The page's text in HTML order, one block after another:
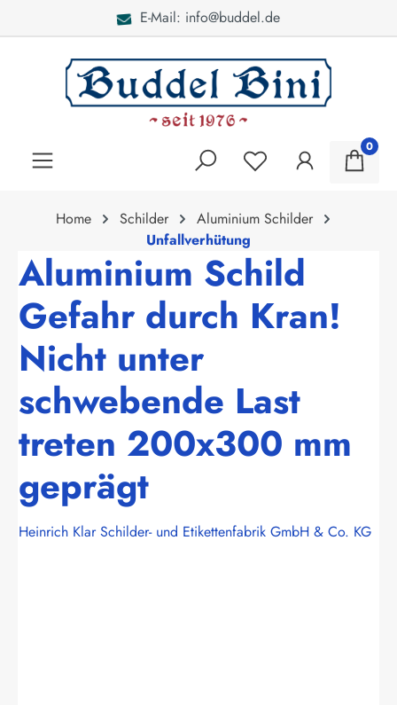
E-Mail: info@buddel.de
0
Home Schilder
Aluminium Schilder
Unfallverhütung
Aluminium Schild
Gefahr durch Kran!
Nicht unter
schwebende Last
treten 200x300 mm
geprägt
Heinrich Klar Schilder- und Etikettenfabrik GmbH & Co. KG